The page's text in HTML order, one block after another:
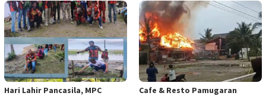
Hari Lahir Pancasila, MPC
Cafe & Resto Pamugaran